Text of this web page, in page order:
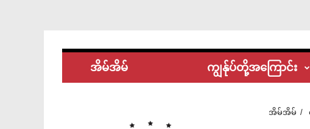
အိမ်အိမ် ကျွန်ုပ်တို့အကြောင်း
အိမ်အိမ်